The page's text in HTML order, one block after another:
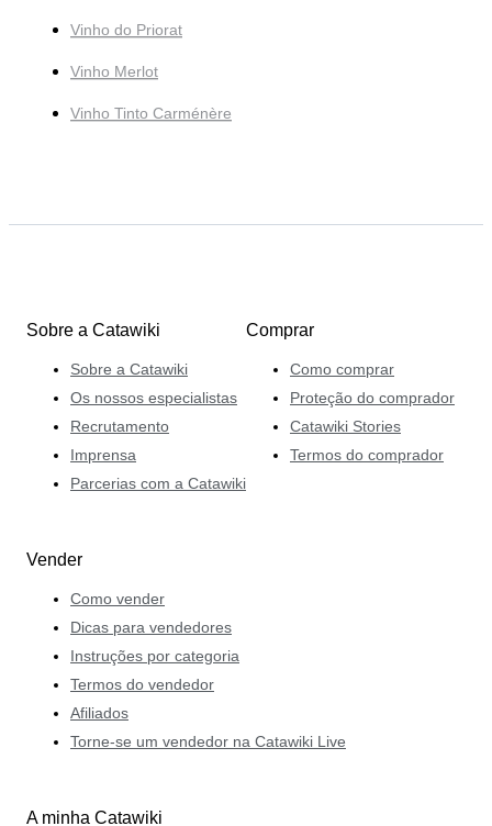
Vinho do Priorat
Vinho Merlot
Vinho Tinto Carménère
Sobre a Catawiki
Sobre a Catawiki
Os nossos especialistas
Recrutamento
Imprensa
Parcerias com a Catawiki
Comprar
Como comprar
Proteção do comprador
Catawiki Stories
Termos do comprador
Vender
Como vender
Dicas para vendedores
Instruções por categoria
Termos do vendedor
Afiliados
Torne-se um vendedor na Catawiki Live
A minha Catawiki